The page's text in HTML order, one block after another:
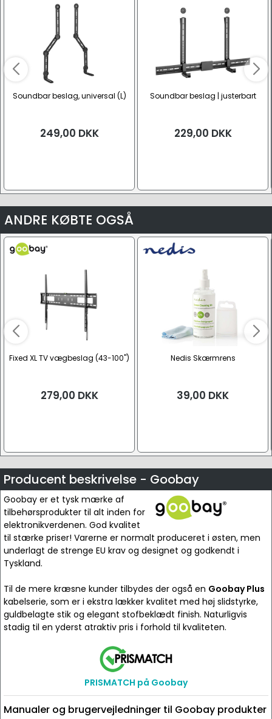
Soundbar beslag, universal (L)
249,00 DKK
Soundbar beslag | justerbart
229,00 DKK
ANDRE KØBTE OGSÅ
Fixed XL TV vægbeslag (43-100")
279,00 DKK
Nedis Skærmrens
39,00 DKK
Producent beskrivelse - Goobay
Goobay er et tysk mærke af
tilbehørsprodukter til alt inden for
elektronikverdenen. God kvalitet
til stærke priser! Varerne er normalt produceret i østen, men
underlagt de strenge EU krav og designet og godkendt i
Tyskland.
Til de mere kræsne kunder tilbydes der også en Goobay Plus
kabelserie, som er i ekstra lækker kvalitet med høj slidstyrke,
guldbelagte stik og elegant stofbeklædt finish. Naturligvis
stadig til en yderst atraktiv pris i forhold til kvaliteten.
PRISMATCH på Goobay
Manualer og brugervejledninger til Goobay produkter